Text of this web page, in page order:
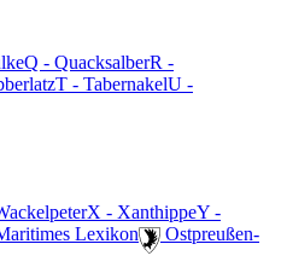
Q - QuacksalberR -
T - TabernakelU -
X - XanthippeY -
Lexikon
️ Ostpreußen-